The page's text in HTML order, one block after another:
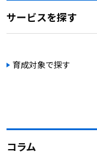
サービスを探す
育成対象で探す
コラム